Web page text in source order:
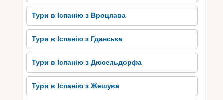
Тури в Іспанію з Вроцлава
Тури в Іспанію з Гданська
Тури в Іспанію з Дюсельдорфа
Тури в Іспанію з Жешува